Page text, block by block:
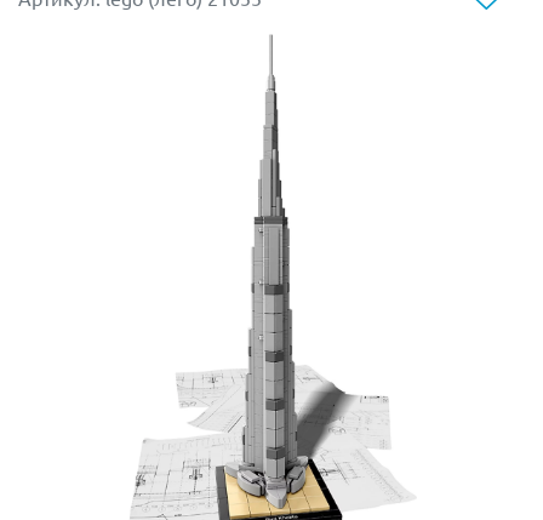
Приобрести данный конструктор в подарок или для
времяпровождения можно на сайте нашего интернет-
Лего для творчества, в том числе посвященных